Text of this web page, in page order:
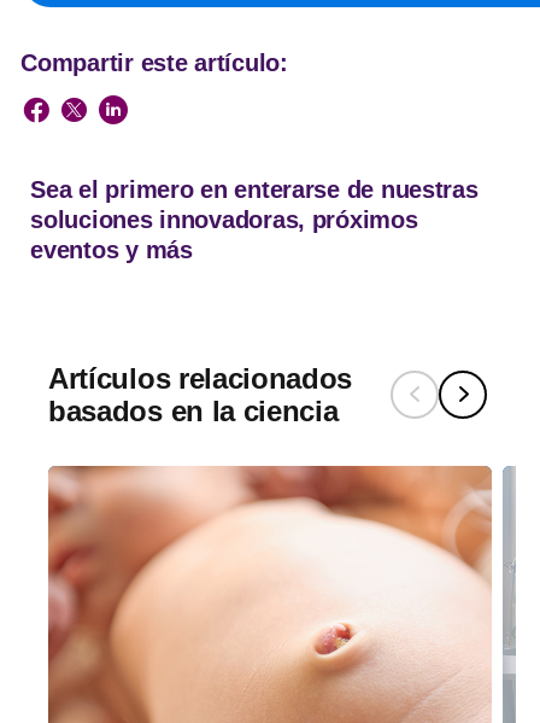
Compartir este artículo:
Sea el primero en enterarse de nuestras
soluciones innovadoras, próximos
eventos y más
Reciba las últimas noticias
en su buzón de correo
Regístrese ahora
Artículos relacionados
basados ​​en la ciencia